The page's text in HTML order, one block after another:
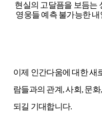
이제 인간다움에 대한 새
람들과의 관계, 사회, 문
되길 기대합니다.